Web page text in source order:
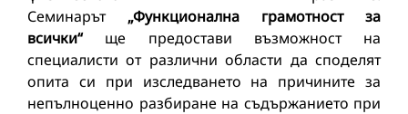
Семинарът „Функционална грамотност за
всички“ще предостави възможност на
специалисти от различни области да споделят
опита си при изследването на причините за
непълноценно разбиране на съдържанието при